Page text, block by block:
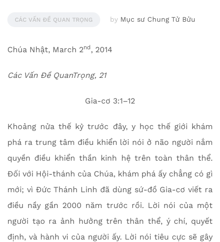
CÁC VẤN ĐỀ QUAN TRỌNG by Mục sư Chung Tử Bửu
Chúa Nhật, March 2nd , 2014
Các Vấn Đề QuanTrọng, 21
Gia-cơ 3:1–12
Khoảng nửa thế kỷ trước đây, y học thế giới khám
phá ra trung tâm điều khiển lời nói ở não người nắm
quyền điều khiển thần kinh hệ trên toàn thân thể.
Đối với Hội-thánh của Chúa, khám phá ấy chẳng có gì
mới; vì Đức Thánh Linh đã dùng sứ-đồ Gia-cơ viết ra
điều nầy gần 2000 năm trước rồi. Lời nói của một
người tạo ra ảnh hưởng trên thân thể, ý chí, quyết
định, và hành vi của người ấy. Lời nói tiêu cực sẽ gây